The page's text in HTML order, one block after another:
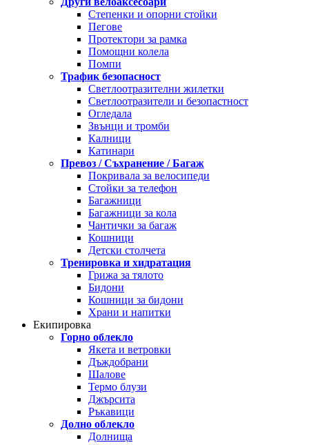
Степенки и опорни стойки
Пегове
Протектори за рамка
Помощни колела
Помпи
Трафик безопасност
Светлоотразителни жилетки
Светлоотразители и безопастност
Огледала
Звънци и тромби
Калници
Катинари
Превоз / Съхранение / Багаж
Покривала за велосипеди
Стойки за телефон
Багажници
Багажници за кола
Чантички за багаж
Кошници
Детски столчета
Тренировка и хидратация
Грижа за тялото
Бидони
Кошници за бидони
Храни и напитки
Екипировка
Горно облекло
Якета и ветровки
Дъждобрани
Шалове
Термо блузи
Джърсита
Ръкавици
Долно облекло
Долнища